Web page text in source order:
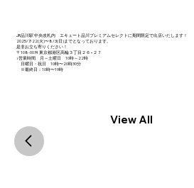
JR品川駅 中央改札内 エキュート品川プレミアムセレクトに期間限定で出店いたします！
2025/7/22(火)〜8/3(日)までとなっております。
是非お立ち寄りください！
〒108-0074 東京都港区高輪３丁目２６−２７
▶️営業時間 月～土曜日 10時～22時
日曜日・祝日 10時〜20時30分
※最終日：10時〜19時
View All